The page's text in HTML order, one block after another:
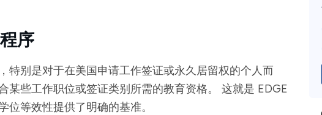
序
特别是对于在美国申请工作签证或永久居留权的个人而
某些工作职位或签证类别所需的教育资格。 这就是 EDGE
等效性提供了明确的基准。